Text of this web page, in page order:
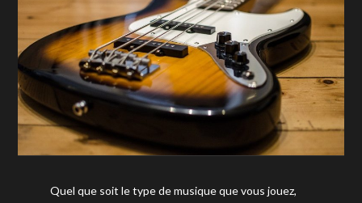
Quel que soit le type de musique que vous jouez,